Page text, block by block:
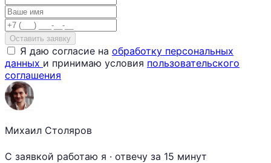
Ваше имя
Телефон
Оставить заявку
Я даю согласие на обработку персональных
данных и принимаю условия пользовательского
соглашения
Михаил Столяров
С заявкой работаю я · отвечу за 15 минут